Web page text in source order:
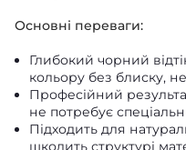
Основні переваги:
Глибокий чорний
кольору без блиску,
Професійний
не потребує
Підходить для
шкодить структурі